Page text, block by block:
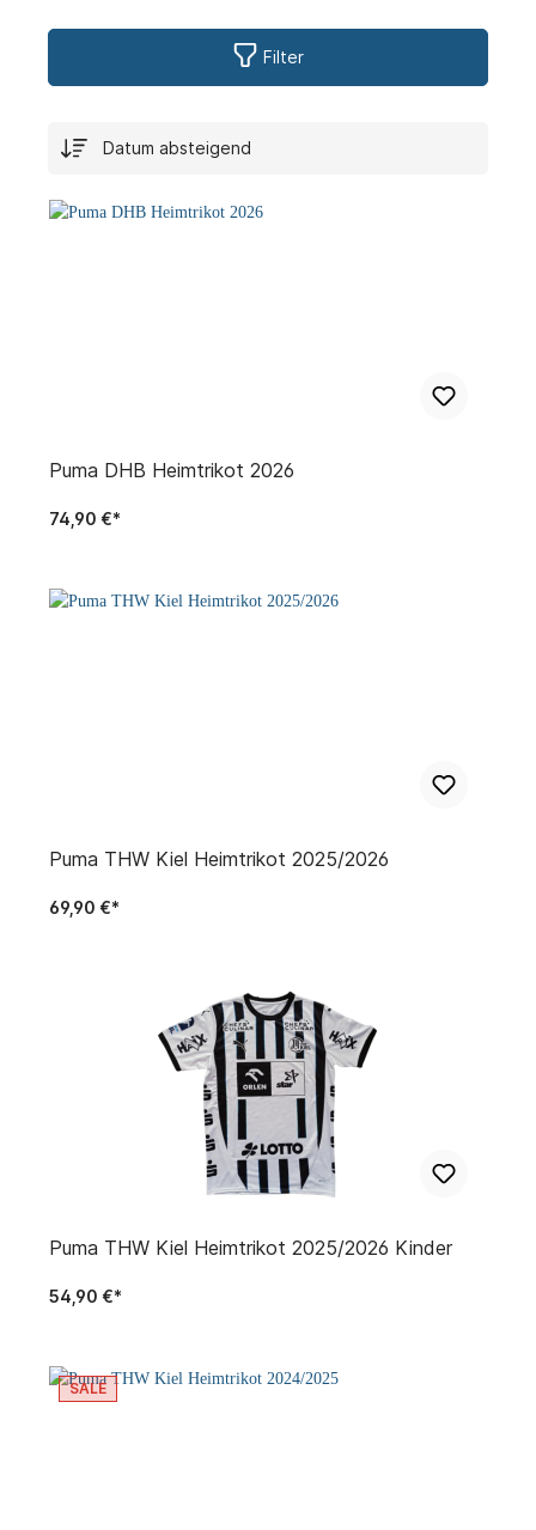
Filter
Puma DHB Heimtrikot 2026
74,90 €*
Puma THW Kiel Heimtrikot 2025/2026
69,90 €*
Puma THW Kiel Heimtrikot 2025/2026 Kinder
54,90 €*
SALE